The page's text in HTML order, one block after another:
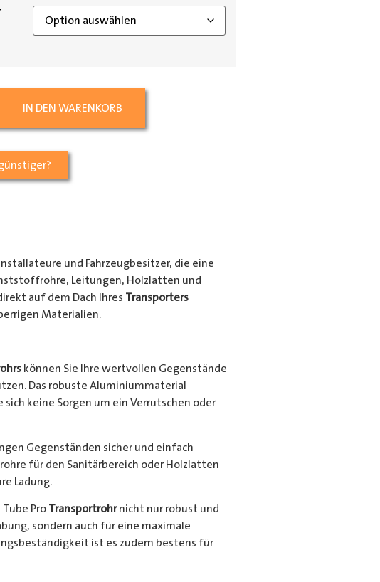
IN DEN WARENKORB
und Fahrzeugbesitzer, die eine
Leitungen, Holzlatten und
auf dem Dach Ihres Transporters
Materialien.
können Sie Ihre wertvollen Gegenstände
Das robuste Aluminiummaterial
keine Sorgen um ein Verrutschen oder
Gegenständen sicher und einfach
für den Sanitärbereich oder Holzlatten
Ladung.
Pro Transportrohrnicht nur robust und
sondern auch für eine maximale
ist es zudem bestens für